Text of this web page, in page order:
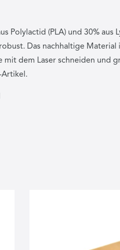
Polylactid (PLA) und 30%
Das nachhaltige
mit dem Laser schneiden und
Artikel.